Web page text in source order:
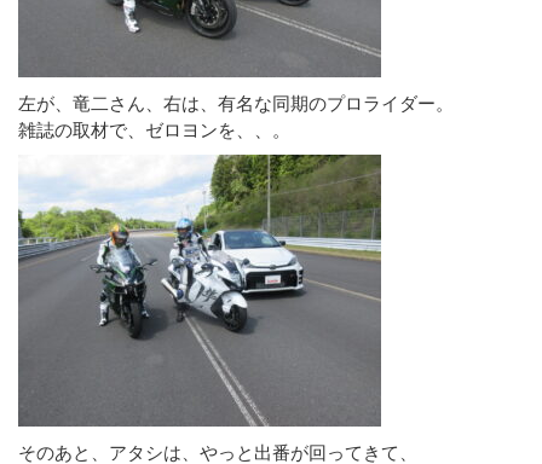
左が、竜二さん、右は、有名な同期のプロライダー。
雑誌の取材で、ゼロヨンを、、。
そのあと、アタシは、やっと出番が回ってきて、